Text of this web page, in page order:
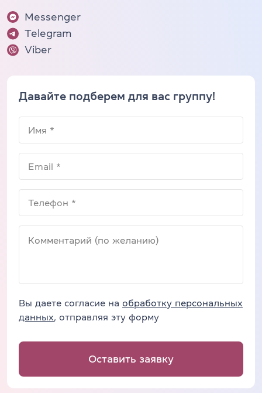
Messenger
Telegram
Viber
Давайте подберем для вас группу!
Вы даете согласие на обработку персональных
данных , отправляя эту форму
Оставить заявку